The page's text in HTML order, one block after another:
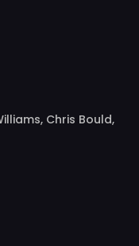
Chris Bould,